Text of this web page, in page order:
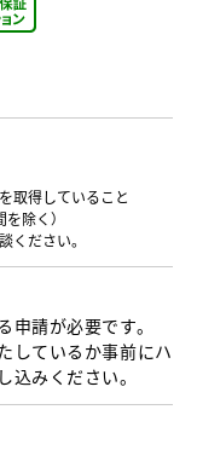
取得していること
除く）
ださい。
請が必要です。
しているか事前にハ
みください。